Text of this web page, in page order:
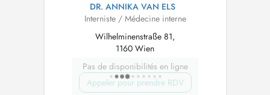
DR. ANNIKA VAN ELS
Interniste / Médecine interne
Wilhelminenstraße 81,
1160 Wien
Pas de disponibilités en ligne
Appeler pour prendre RDV